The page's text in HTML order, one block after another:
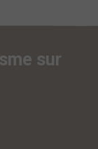
sur